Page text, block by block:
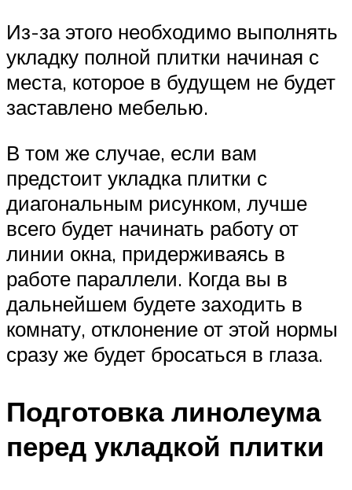
Из-за этого необходимо выполнять
укладку полной плитки начиная с
места, которое в будущем не будет
заставлено мебелью.
В том же случае, если вам
предстоит укладка плитки с
диагональным рисунком, лучше
всего будет начинать работу от
линии окна, придерживаясь в
работе параллели. Когда вы в
дальнейшем будете заходить в
комнату, отклонение от этой нормы
сразу же будет бросаться в глаза.
Подготовка линолеума
перед укладкой плитки